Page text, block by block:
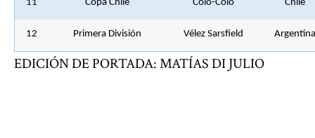
11 Copa Chile Colo-Colo Chile
12 Primera División Vélez Sarsfield Argentina
EDICIÓN DE PORTADA: MATÍAS DI JULIO